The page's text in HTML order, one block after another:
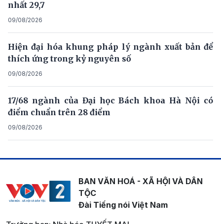
nhất 29,7
09/08/2026
Hiện đại hóa khung pháp lý ngành xuất bản để
thích ứng trong kỷ nguyên số
09/08/2026
17/68 ngành của Đại học Bách khoa Hà Nội có
điểm chuẩn trên 28 điểm
09/08/2026
BAN VĂN HOÁ - XÃ HỘI VÀ DÂN
TỘC
Đài Tiếng nói Việt Nam